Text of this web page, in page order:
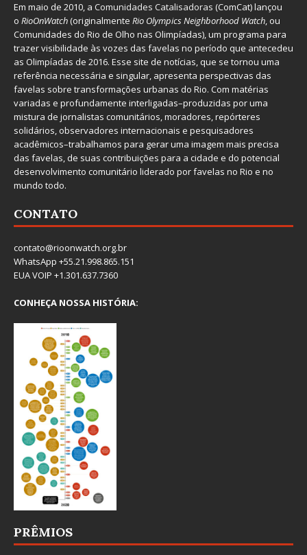
Em maio de 2010, a Comunidades Catalisadoras (ComCat) lançou
o RioOnWatch(originalmente Rio Olympics Neighborhood Watch, ou
Comunidades do Rio de Olho nas Olimpíadas), um programa para
trazer visibilidade às vozes das favelas no período que antecedeu
as Olimpíadas de 2016. Esse site de notícias, que se tornou uma
referência necessária e singular, apresenta perspectivas das
favelas sobre transformações urbanas do Rio. Com matérias
variadas e profundamente interligadas–produzidas por uma
mistura de jornalistas comunitários, moradores, repórteres
solidários, observadores internacionais e pesquisadores
acadêmicos–trabalhamos para gerar uma imagem mais precisa
das favelas, de suas contribuições para a cidade e do potencial
desenvolvimento comunitário liderado por favelas no Rio e no
mundo todo.
CONTATO
contato@rioonwatch.org.br
WhatsApp +55.21.998.865.151
EUA VOIP +1.301.637.7360
CONHEÇA NOSSA HISTÓRIA:
PRÊMIOS